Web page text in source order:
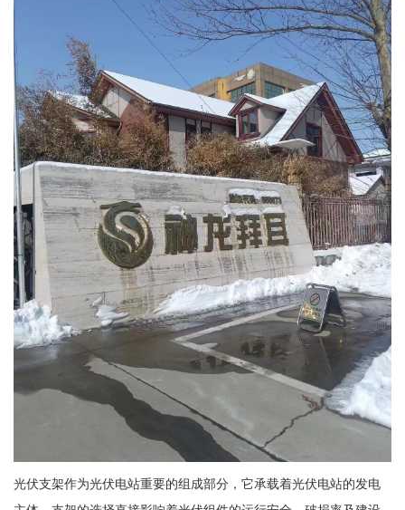
光伏支架作为光伏电站重要的组成部分，它承载着光伏电站的发电